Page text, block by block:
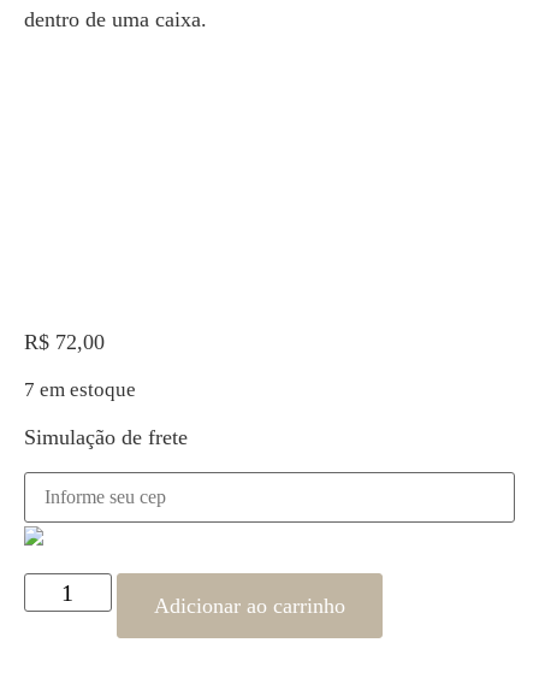
dentro de uma caixa.
R$ 72,00
7 em estoque
Simulação de frete
Adicionar ao carrinho